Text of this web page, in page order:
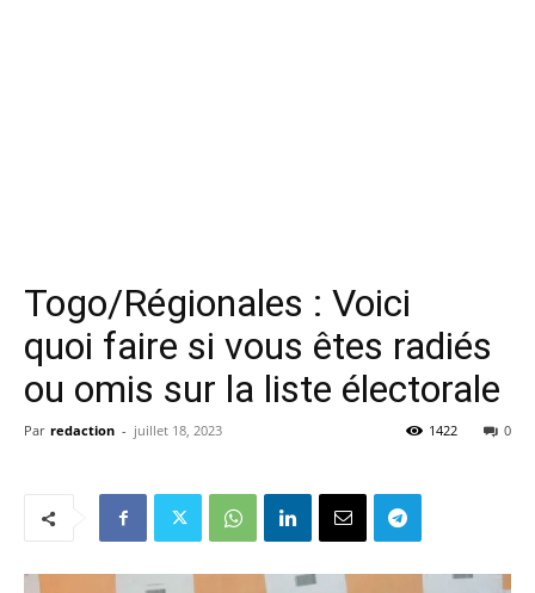
Togo/Régionales : Voici
quoi faire si vous êtes radiés
ou omis sur la liste électorale
Par redaction - juillet 18, 2023 0
1422